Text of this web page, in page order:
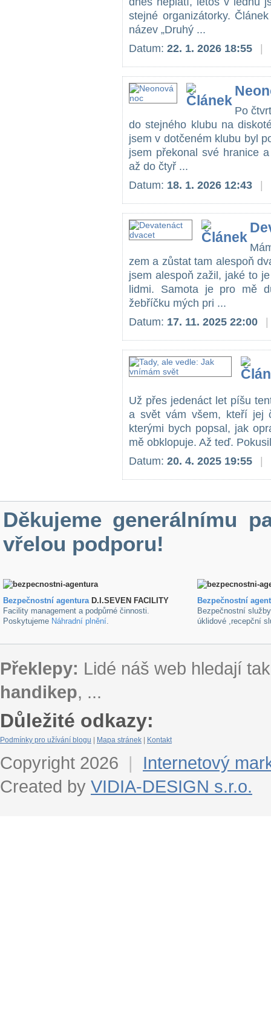
stejné organizátorky.
název „Druhý ...
Datum: 22. 1. 2026 18:55
Po
do stejného klubu na
jsem v dotčeném klubu byl
jsem překonal své hranice
až do čtyř ...
Datum: 18. 1. 2026 12:43
zem a zůstat tam alespoň
jsem alespoň zažil, jaké to
lidmi. Samota je pro mě
žebříčku mých pri ...
Datum: 17. 11. 2025 22:00
Už přes jedenáct let píšu
a svět vám všem, kteří jej
kterými bych popsal, jak
mě obklopuje. Až teď.
Datum: 20. 4. 2025 19:55
Děkujeme generálnímu
vřelou podporu!
Bezpečnostní agenturaD.I.SEVEN FACILITY
Facility management a podpůrné činnosti.
Poskytujeme Náhradní plnění.
Bezpečnostní
Bezpečnostní
úklidové ,recepční
Překlepy: Lidé náš web hledají
handikep, ...
Důležité odkazy:
Podmínky pro užívání blogu Mapa stránek Kontakt
Copyright 2026 |
Internetový
Created by VIDIA-DESIGN s.r.o.